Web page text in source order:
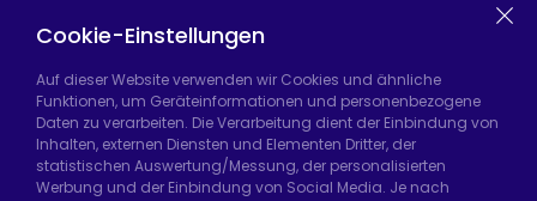
Casters
Hadımköy Fabrik:Atatürk Sanayi Bölgesi,
Uzunçayır Caddesi, No:11 Hadımköy, 34555
Arnavutköy/İstanbul
Cookie-Einstellungen
Auf dieser Website verwenden wir Cookies und ähnliche
Funktionen, um Geräteinformationen und personenbezogene
Daten zu verarbeiten. Die Verarbeitung dient der Einbindung von
Inhalten, externen Diensten und Elementen Dritter, der
statistischen Auswertung/Messung, der personalisierten
Werbung und der Einbindung von Social Media. Je nach